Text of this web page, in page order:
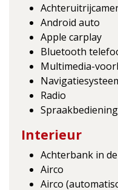
Android auto
Apple carplay
Bluetooth
Multimedia-
Radio
Spraakbediening
Interieur
Achterbank in
Airco
Airco